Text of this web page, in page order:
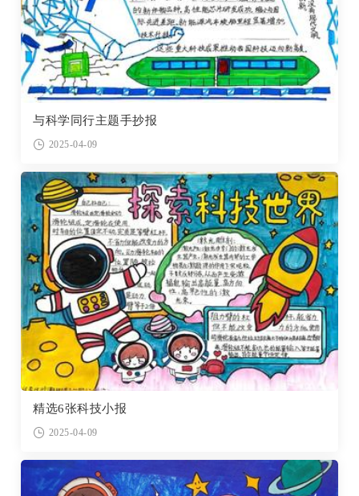
与科学同行主题手抄报
2025-04-09
精选6张科技小报
2025-04-09